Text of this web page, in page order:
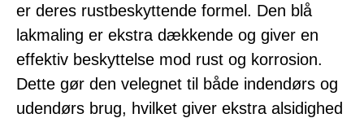
er deres rustbeskyttende formel. Den blå
lakmaling er ekstra dækkende og giver en
effektiv beskyttelse mod rust og korrosion.
Dette gør den velegnet til både indendørs og
udendørs brug, hvilket giver ekstra alsidighed